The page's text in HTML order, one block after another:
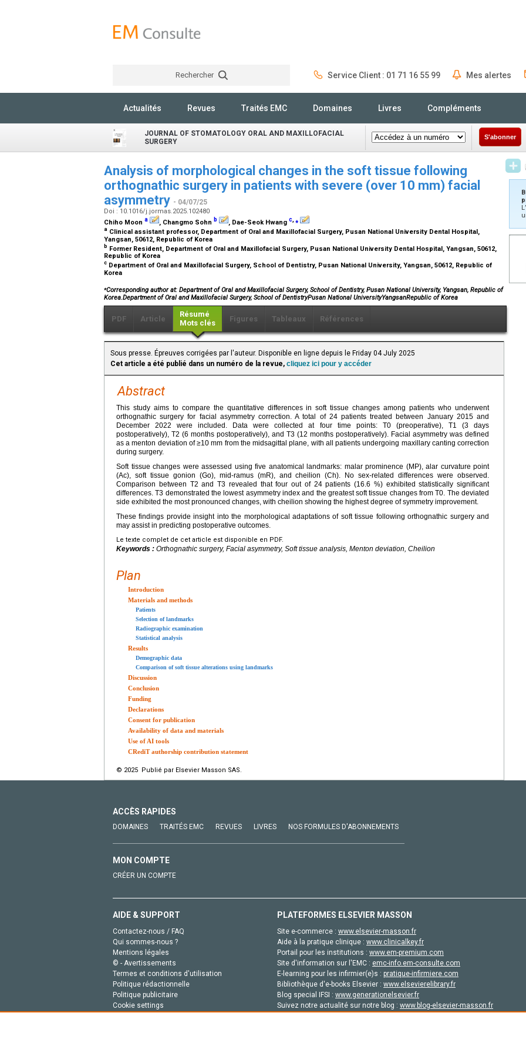
Rechercher Service Client : 01 71 16 55 99 Mes alertes
Actualités Revues Traités EMC Domaines Livres Compléments
JOURNAL OF STOMATOLOGY ORAL AND MAXILLOFACIAL
SURGERY
S'abonner
Analysis of morphological changes in the soft tissue following
orthognathic surgery in patients with severe (over 10 mm) facial
asymmetry - 04/07/25
Doi : 10.1016/j.jormas.2025.102480
Chiho Moon a , Changmo Sohn b , Dae-Seok Hwang c,⁎
a Clinical assistant professor, Department of Oral and Maxillofacial Surgery, Pusan National University Dental Hospital,
Yangsan, 50612, Republic of Korea
b Former Resident, Department of Oral and Maxillofacial Surgery, Pusan National University Dental Hospital, Yangsan, 50612,
Republic of Korea
c Department of Oral and Maxillofacial Surgery, School of Dentistry, Pusan National University, Yangsan, 50612, Republic of
Korea
⁎Corresponding author at: Department of Oral and Maxillofacial Surgery, School of Dentistry, Pusan National University, Yangsan, Republic of
Korea.Department of Oral and Maxillofacial Surgery, School of DentistryPusan National UniversityYangsanRepublic of Korea
PDF Article
Résumé
Mots clés
Figures Tableaux Références
Sous presse. Épreuves corrigées par l'auteur. Disponible en ligne depuis le Friday 04 July 2025
Cet article a été publié dans un numéro de la revue, cliquez ici pour y accéder
Abstract
This study aims to compare the quantitative differences in soft tissue changes among patients who underwent
orthognathic surgery for facial asymmetry correction. A total of 24 patients treated between January 2015 and
December 2022 were included. Data were collected at four time points: T0 (preoperative), T1 (3 days
postoperatively), T2 (6 months postoperatively), and T3 (12 months postoperatively). Facial asymmetry was defined
as a menton deviation of ≥10 mm from the midsagittal plane, with all patients undergoing maxillary canting correction
during surgery.
Soft tissue changes were assessed using five anatomical landmarks: malar prominence (MP), alar curvature point
(Ac), soft tissue gonion (Go), mid-ramus (mR), and cheilion (Ch). No sex-related differences were observed.
Comparison between T2 and T3 revealed that four out of 24 patients (16.6 %) exhibited statistically significant
differences. T3 demonstrated the lowest asymmetry index and the greatest soft tissue changes from T0. The deviated
side exhibited the most pronounced changes, with cheilion showing the highest degree of symmetry improvement.
These findings provide insight into the morphological adaptations of soft tissue following orthognathic surgery and
may assist in predicting postoperative outcomes.
Le texte complet de cet article est disponible en PDF.
Keywords : Orthognathic surgery, Facial asymmetry, Soft tissue analysis, Menton deviation, Cheilion
Plan
Introduction
Materials and methods
Patients
Selection of landmarks
Radiographic examination
Statistical analysis
Results
Demographic data
Comparison of soft tissue alterations using landmarks
Discussion
Conclusion
Funding
Declarations
Consent for publication
Availability of data and materials
Use of AI tools
CRediT authorship contribution statement
© 2025 Publié par Elsevier Masson SAS.
ACCÈS RAPIDES
DOMAINES TRAITÉS EMC REVUES LIVRES NOS FORMULES D'ABONNEMENTS
MON COMPTE
CRÉER UN COMPTE
AIDE & SUPPORT
Contactez-nous / FAQ
Qui sommes-nous ?
Mentions légales
© - Avertissements
Termes et conditions d'utilisation
Politique rédactionnelle
Politique publicitaire
Cookie settings
PLATEFORMES ELSEVIER MASSON
Site e-commerce : www.elsevier-masson.fr
Aide à la pratique clinique : www.clinicalkey.fr
Portail pour les institutions : www.em-premium.com
Site d'information sur l'EMC : emc-info.em-consulte.com
E-learning pour les infirmier(e)s : pratique-infirmiere.com
Bibliothèque d'e-books Elsevier : www.elsevierelibrary.fr
Blog special IFSI : www.generationelsevier.fr
Suivez notre actualité sur notre blog : www.blog-elsevier-masson.fr